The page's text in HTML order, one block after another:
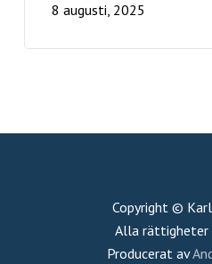
8 augusti, 2025
Copyright ©
Alla rättigheter
Producerat av